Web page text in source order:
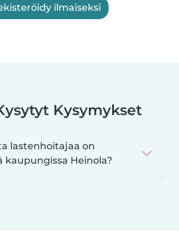
ilmaiseksi
Kysymykset
lastenhoitajaa on
kaupungissa Heinola?